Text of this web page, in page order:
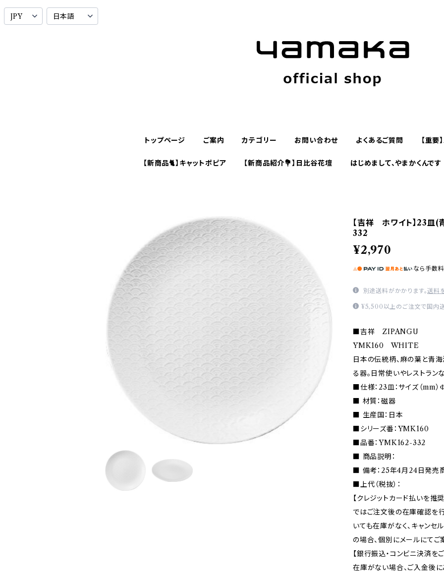
トップページ ご案内 カテゴリー お問い合わせ よくあるご質問 【重
【新商品🐈】キャットポピア 【新商品紹介💐】日比谷花壇 はじめまして、やまかくんです
【吉祥 ホワイト】23
332
¥2,970
なら 手数
別途送料がかかります。送料
¥5,500以上のご注文で国内
■吉祥 ZIPANGU
YMK160 WHITE
日本の伝統柄、麻の葉と青
る器。日常使いやレストラ
■仕様：23皿：サイズ（mm
■ 材質：磁器
■ 生産国：日本
■シリーズ番：YMK160
■品番：YMK162-332
■ 商品説明：
■ 備考：25年4月24日発売
■上代（税抜）：
【クレジットカード払いを推
ではご注文後の在庫確認を
いても在庫がなく、キャンセ
の場合、個別にメールにてご
【銀行振込・コンビニ決済を
在庫がない場合、ご入金後